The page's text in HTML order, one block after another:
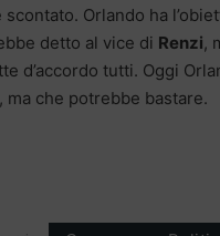
Orlando ha
detto al vice di Renzi,
d’accordo tutti. Oggi
che potrebbe bastare.